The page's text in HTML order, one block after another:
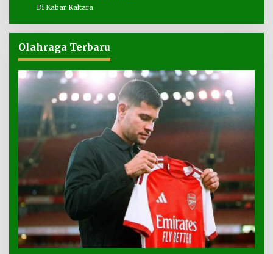
Di Kabar Kaltara
Olahraga Terbaru